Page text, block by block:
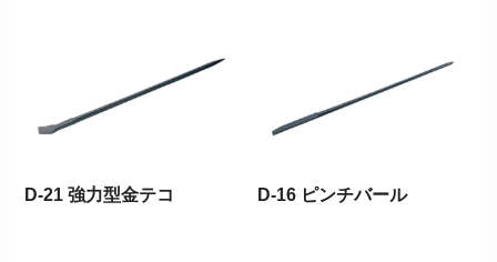
D-21 強力型金テコ D-16 ピンチバール